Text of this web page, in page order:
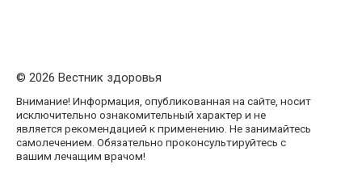
© 2026 Вестник здоровья
Внимание! Информация, опубликованная на сайте, носит
исключительно ознакомительный характер и не
является рекомендацией к применению. Не занимайтесь
самолечением. Обязательно проконсультируйтесь с
вашим лечащим врачом!